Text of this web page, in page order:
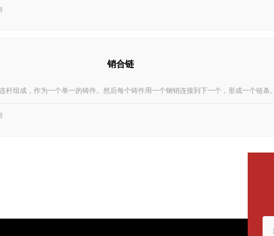
销合链
杆组成，作为一个单一的铸件。然后每个铸件用一个钢销连接到下一个，形成一个链条。